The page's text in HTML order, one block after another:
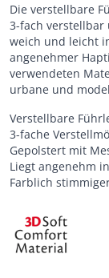
Die verstellbare
3-fach verstellbar
weich und leicht
angenehmer
verwendeten
urbane und
Verstellbare
3-fache
Gepolstert mit
Liegt angenehm
Farblich